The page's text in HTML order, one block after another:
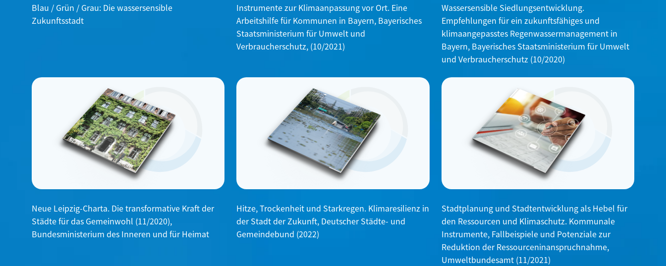
Blau / Grün / Grau: Die wassersensible
Zukunftsstadt
Instrumente zur Klimaanpassung vor Ort. Eine
Arbeitshilfe für Kommunen in Bayern, Bayerisches
Staatsministerium für Umwelt und
Verbraucherschutz, (10/2021)
Wassersensible Siedlungsentwicklung.
Empfehlungen für ein zukunftsfähiges und
klimaangepasstes Regenwassermanagement in
Bayern, Bayerisches Staatsministerium für Umwelt
und Verbraucherschutz (10/2020)
Neue Leipzig-Charta. Die transformative Kraft der
Städte für das Gemeinwohl (11/2020),
Bundesministerium des Inneren und für Heimat
Hitze, Trockenheit und Starkregen. Klimaresilienz in
der Stadt der Zukunft, Deutscher Städte- und
Gemeindebund (2022)
Stadtplanung und Stadtentwicklung als Hebel für
den Ressourcen und Klimaschutz. Kommunale
Instrumente, Fallbeispiele und Potenziale zur
Reduktion der Ressourceninanspruchnahme,
Umweltbundesamt (11/2021)